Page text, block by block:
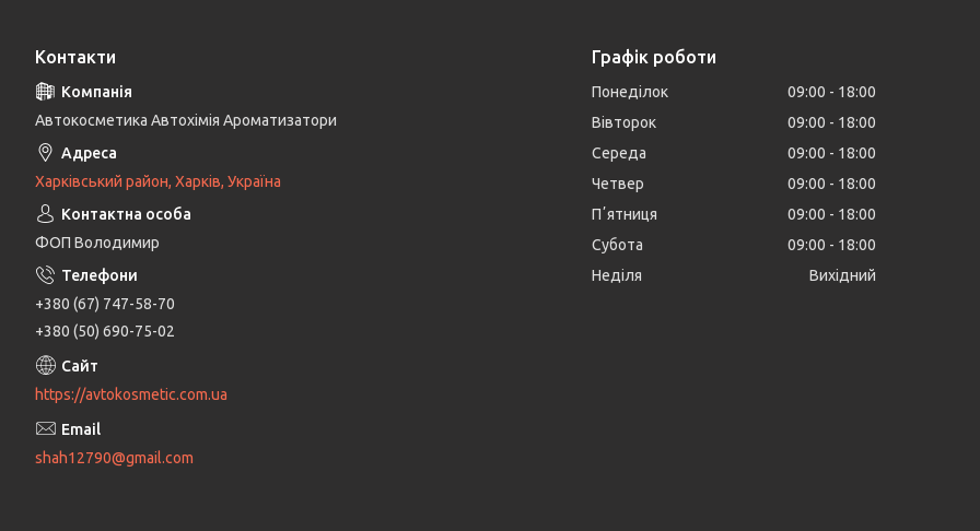
Контакти
Автокосметика Автохімія Ароматизатори
Харківський район, Харків, Україна
ФОП Володимир
+380 (67) 747-58-70
+380 (50) 690-75-02
https://avtokosmetic.com.ua
shah12790@gmail.com
Графік роботи
Понеділок 09:00
18:00
Вівторок
09:00
18:00
Середа
09:00
18:00
Четвер
09:00
18:00
Пʼятниця
09:00
18:00
Субота
09:00
18:00
Неділя
Вихідний